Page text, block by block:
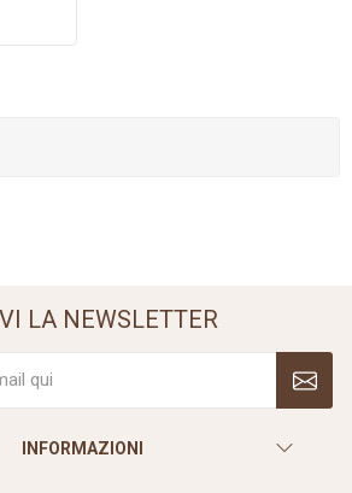
LA NEWSLETTER
INFORMAZIONI